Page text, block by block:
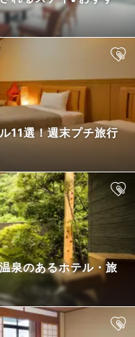
11選！週末プチ旅行
泉のあるホテル・旅